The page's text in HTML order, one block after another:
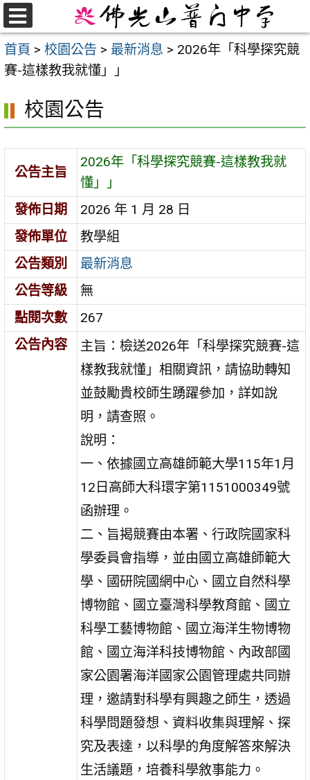
跳
至
主
要
首頁 > 校園公告 > 最新消息 > 2026年「科學探究競
賽-這樣教我就懂」」
校園公告
公告主旨
2026年「科學探究競賽-這樣教我就
懂」」
發佈日期
2026 年 1 月 28 日
發佈單位
教學組
公告類別
最新消息
公告等級
無
點閱次數
267
公告內容
主旨：檢送2026年「科學探究競賽-這
樣教我就懂」相關資訊，請協助轉知
並鼓勵貴校師生踴躍參加，詳如說
明，請查照。
說明：
一、依據國立高雄師範大學115年1月
12日高師大科環字第1151000349號
函辦理。
二、旨揭競賽由本署、行政院國家科
學委員會指導，並由國立高雄師範大
學、國研院國網中心、國立自然科學
博物館、國立臺灣科學教育館、國立
科學工藝博物館、國立海洋生物博物
館、國立海洋科技博物館、內政部國
家公園署海洋國家公園管理處共同辦
理，邀請對科學有興趣之師生，透過
科學問題發想、資料收集與理解、探
究及表達，以科學的角度解答來解決
生活議題，培養科學敘事能力。
選
單